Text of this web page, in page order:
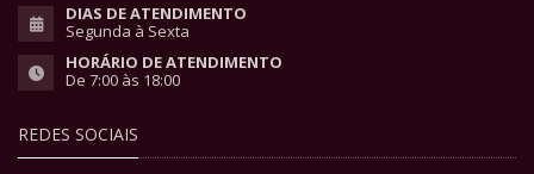
DIAS DE ATENDIMENTO
Segunda à Sexta
HORÁRIO DE ATENDIMENTO
De 7:00 às 18:00
REDES SOCIAIS